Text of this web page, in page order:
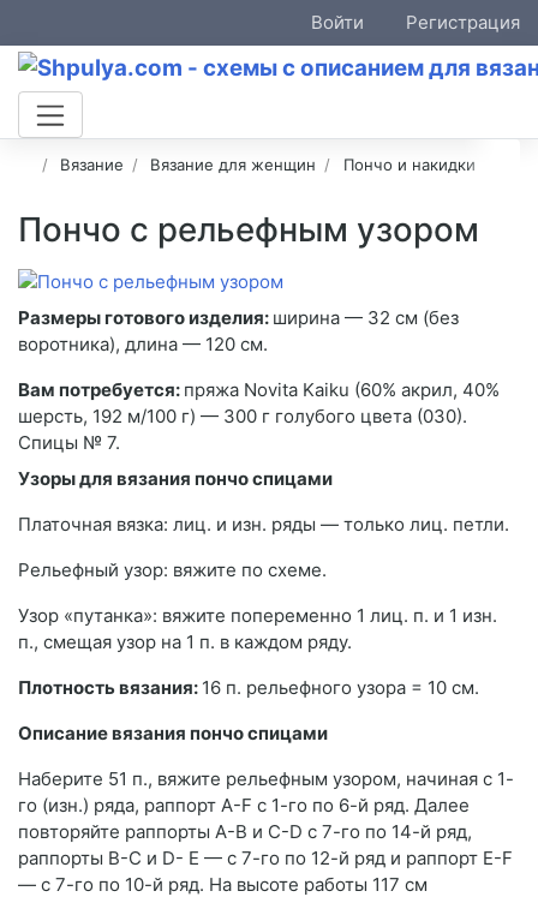
Войти Регистрация
Вязание Вязание для женщин Пончо и накидки
Пончо с рельефным узором
Размеры готового изделия: ширина — 32 см (без
воротника), длина — 120 см.
Вам потребуется: пряжа Novita Kaiku (60% акрил, 40%
шерсть, 192 м/100 г) — 300 г голубого цвета (030).
Спицы № 7.
Узоры для вязания пончо спицами
Платочная вязка: лиц. и изн. ряды — только лиц. петли.
Рельефный узор: вяжите по схеме.
Узор «путанка»: вяжите попеременно 1 лиц. п. и 1 изн.
п., смещая узор на 1 п. в каждом ряду.
Плотность вязания: 16 п. рельефного узора = 10 см.
Описание вязания пончо спицами
Наберите 51 п., вяжите рельефным узором, начиная с 1-
го (изн.) ряда, раппорт A-F с 1-го по 6-й ряд. Далее
повторяйте раппорты А-В и С-D с 7-го по 14-й ряд,
раппорты В-С и D- Е — с 7-го по 12-й ряд и раппорт E-F
— с 7-го по 10-й ряд. На высоте работы 117 см